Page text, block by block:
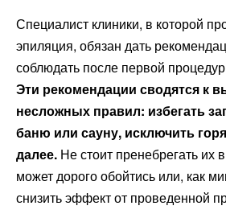
Специалист клиники, в которой
эпиляция, обязан дать
соблюдать после первой
Эти рекомендации сводятся к
несложных правил: избегать
баню или сауну, исключить
далее. Не стоит пренебрегать их
может дорого обойтись или, как
снизить эффект от проведенной